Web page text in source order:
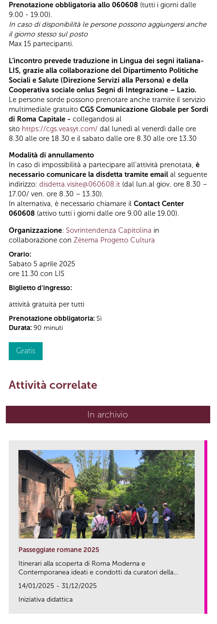
Prenotazione obbligatoria allo 060608 (tutti i giorni dalle
9.00 - 19.00).
In caso di disponibilità le persone possono aggiungersi anche
il giorno stesso sul posto
Max 15 partecipanti.
L’incontro prevede traduzione in Lingua dei segni italiana-
LIS, grazie alla collaborazione del Dipartimento Politiche
Sociali e Salute (Direzione Servizi alla Persona) e della
Cooperativa sociale onlus Segni di Integrazione – Lazio.
Le persone sorde possono prenotare anche tramite il servizio
multimediale gratuito CGS Comunicazione Globale per Sordi
di Roma Capitale - collegandosi al
sito https://cgs.veasyt.com/ dal lunedì al venerdì dalle ore
8.30 alle ore 18.30 e il sabato dalle ore 8.30 alle ore 13.30
Modalità di annullamento
In caso di impossibilità a partecipare all’attività prenotata, è
necessario comunicare la disdetta tramite email al seguente
indirizzo: disdetta.visite@060608.it (dal lun.al giov. ore 8.30 –
17.00/ ven. ore 8.30 – 13.30).
In alternativa, è necessario chiamare il Contact Center
060608 (attivo tutti i giorni dalle ore 9.00 alle 19.00).
Organizzazione: Sovrintendenza Capitolina in
collaborazione con Zètema Progetto Cultura
Orario:
Sabato 5 aprile 2025
ore 11.30 con LIS
Biglietto d'ingresso:
attività gratuita per tutti
Prenotazione obbligatoria: Sì
Durata: 90 minuti
Gratis
Attività correlate
In archivio
Passeggiate romane 2025
Itinerari alla scoperta di Roma Moderna e
Contemporanea ideati e condotti da curatori della...
14/01/2025 - 31/12/2025
Iniziativa didattica